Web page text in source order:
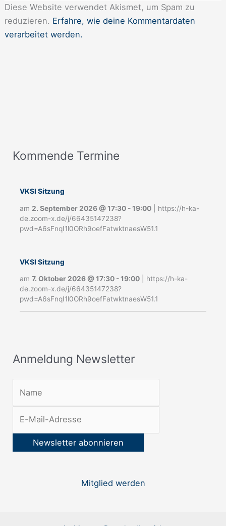
Diese Website verwendet Akismet, um Spam zu
reduzieren. Erfahre, wie deine Kommentardaten
verarbeitet werden.
Kommende Termine
VKSI Sitzung
am 2. September 2026@17:30 -19:00
https://h-ka-
de.zoom-x.de/j/66435147238?
pwd=A6sFnqI1l0ORh9oefFatwktnaesW51.1
VKSI Sitzung
am7. Oktober 2026@17:30 -19:00
https://h-ka-
de.zoom-x.de/j/66435147238?
pwd=A6sFnqI1l0ORh9oefFatwktnaesW51.1
Anmeldung Newsletter
A
l
e
Mitglied werden